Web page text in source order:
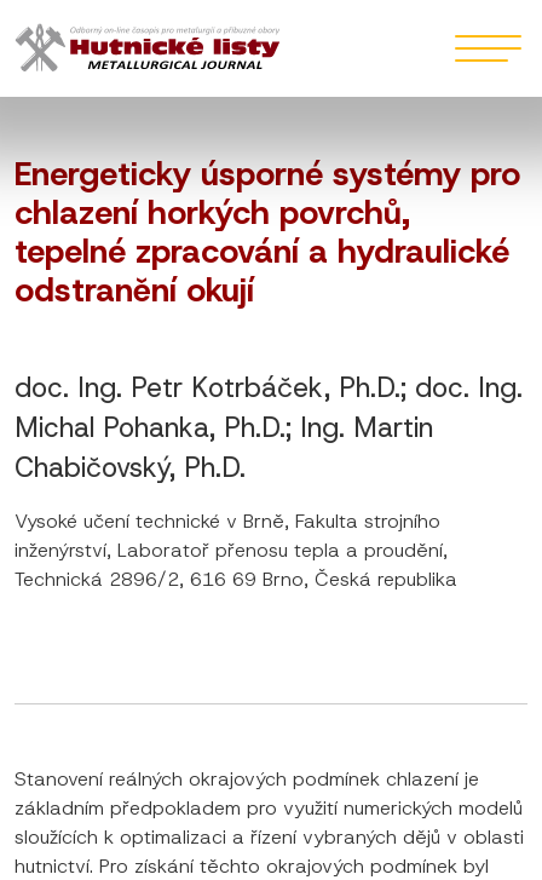
Energeticky úsporné systémy pro
chlazení horkých povrchů,
tepelné zpracování a hydraulické
odstranění okují
doc. Ing. Petr Kotrbáček, Ph.D.; doc. Ing.
Michal Pohanka, Ph.D.; Ing. Martin
Chabičovský, Ph.D.
Vysoké učení technické v Brně, Fakulta strojního
inženýrství, Laboratoř přenosu tepla a proudění,
Technická 2896/2, 616 69 Brno, Česká republika
Stanovení reálných okrajových podmínek chlazení je
základním předpokladem pro využití numerických modelů
sloužících k optimalizaci a řízení vybraných dějů v oblasti
hutnictví. Pro získání těchto okrajových podmínek byl